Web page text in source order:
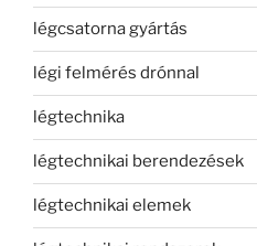
légcsatorna gyártás
légi felmérés drónnal
légtechnika
légtechnikai berendezések
légtechnikai elemek